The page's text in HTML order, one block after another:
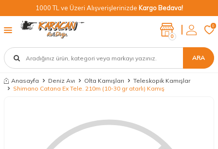
1000 TL ve Üzeri Alışverişlerinizde Kargo Bedava!
ARA
0
0
Anasayfa Deniz Avı Olta Kamışları
Teleskopik Kamışlar
Shimano Catana Ex Tele. 210m (10-30 gr atarlı) Kamış